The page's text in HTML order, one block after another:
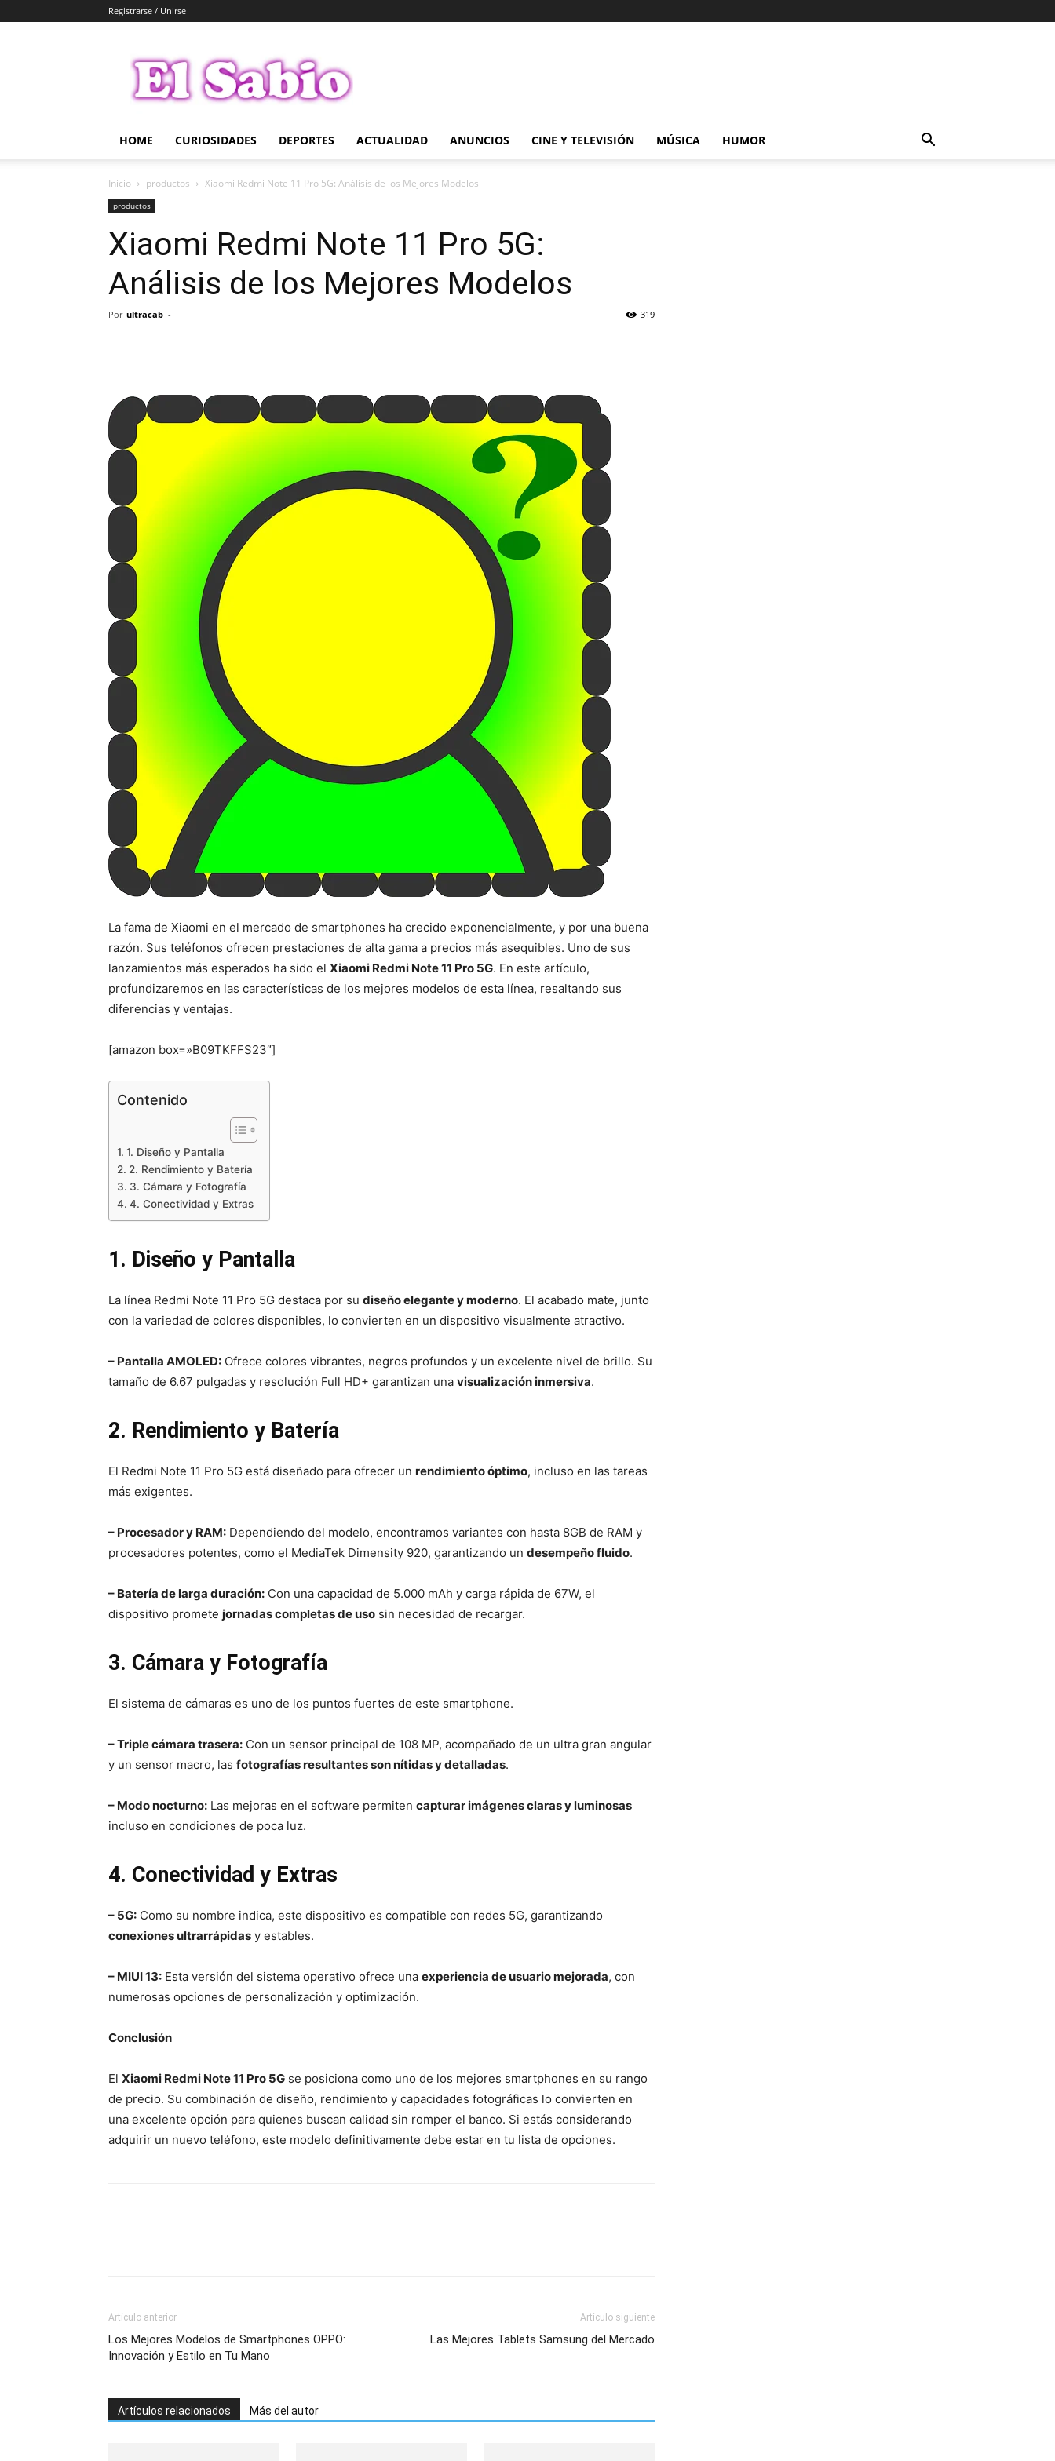
Registrarse / Unirse
Sabio
HOME CURIOSIDADES DEPORTES ACTUALIDAD ANUNCIOS CINE Y TELEVISIÓN MÚSICA HUMOR
Inicio productos Xiaomi Redmi Note 11 Pro 5G: Análisis de los Mejores Modelos
productos
Xiaomi Redmi Note 11 Pro 5G:
Análisis de los Mejores Modelos
Por ultracab - 319
La fama de Xiaomi en el mercado de smartphones ha crecido exponencialmente, y por una buena
razón. Sus teléfonos ofrecen prestaciones de alta gama a precios más asequibles. Uno de sus
lanzamientos más esperados ha sido el Xiaomi Redmi Note 11 Pro 5G. En este artículo,
profundizaremos en las características de los mejores modelos de esta línea, resaltando sus
diferencias y ventajas.
[amazon box=»B09TKFFS23″]
Contenido
1. Diseño y Pantalla
2. Rendimiento y Batería
3. Cámara y Fotografía
4. Conectividad y Extras
1. Diseño y Pantalla
La línea Redmi Note 11 Pro 5G destaca por su diseño elegante y moderno. El acabado mate, junto
con la variedad de colores disponibles, lo convierten en un dispositivo visualmente atractivo.
– Pantalla AMOLED: Ofrece colores vibrantes, negros profundos y un excelente nivel de brillo. Su
tamaño de 6.67 pulgadas y resolución Full HD+ garantizan una visualización inmersiva.
2. Rendimiento y Batería
El Redmi Note 11 Pro 5G está diseñado para ofrecer un rendimiento óptimo, incluso en las tareas
más exigentes.
– Procesador y RAM: Dependiendo del modelo, encontramos variantes con hasta 8GB de RAM y
procesadores potentes, como el MediaTek Dimensity 920, garantizando un desempeño fluido.
– Batería de larga duración: Con una capacidad de 5.000 mAh y carga rápida de 67W, el
dispositivo promete jornadas completas de uso sin necesidad de recargar.
3. Cámara y Fotografía
El sistema de cámaras es uno de los puntos fuertes de este smartphone.
– Triple cámara trasera: Con un sensor principal de 108 MP, acompañado de un ultra gran angular
y un sensor macro, las fotografías resultantes son nítidas y detalladas.
– Modo nocturno: Las mejoras en el software permiten capturar imágenes claras y luminosas
incluso en condiciones de poca luz.
4. Conectividad y Extras
– 5G: Como su nombre indica, este dispositivo es compatible con redes 5G, garantizando
conexiones ultrarrápidas y estables.
– MIUI 13: Esta versión del sistema operativo ofrece una experiencia de usuario mejorada, con
numerosas opciones de personalización y optimización.
Conclusión
El Xiaomi Redmi Note 11 Pro 5G se posiciona como uno de los mejores smartphones en su rango
de precio. Su combinación de diseño, rendimiento y capacidades fotográficas lo convierten en
una excelente opción para quienes buscan calidad sin romper el banco. Si estás considerando
adquirir un nuevo teléfono, este modelo definitivamente debe estar en tu lista de opciones.
Artículo anterior
Los Mejores Modelos de Smartphones OPPO:
Innovación y Estilo en Tu Mano
Artículo siguiente
Las Mejores Tablets Samsung del Mercado
Artículos relacionados Más del autor